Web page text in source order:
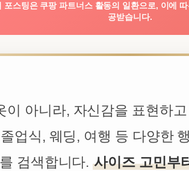
포스팅은 쿠팡 파트너스 활동의 일환으로, 이에
공받습니다.
이 아니라, 자신감을 표현하
업식, 웨딩, 여행 등 다양한
를 검색합니다.사이즈 고민부